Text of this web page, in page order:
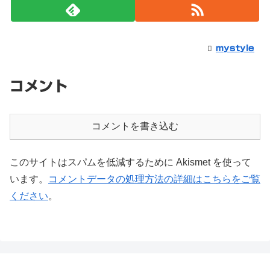
mystyle
コメント
コメントを書き込む
このサイトはスパムを低減するために Akismet を使って
います。
コメントデータの処理方法の詳細はこちらをご覧
ください。